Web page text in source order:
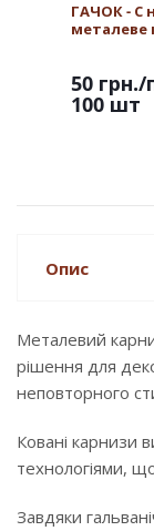
ГАЧОК - С
металеве
50 грн./
100 шт
Опис
Металевий
рішення для
неповторного
Ковані карнизи
технологіями, що
Завдяки